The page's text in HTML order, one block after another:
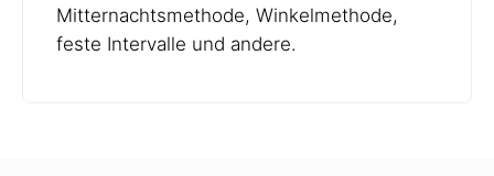
Mitternachtsmethode, Winkelmethode,
feste Intervalle und andere.